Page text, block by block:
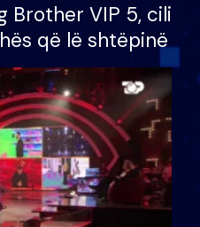
Brother VIP 5, cili
që lë shtëpinë